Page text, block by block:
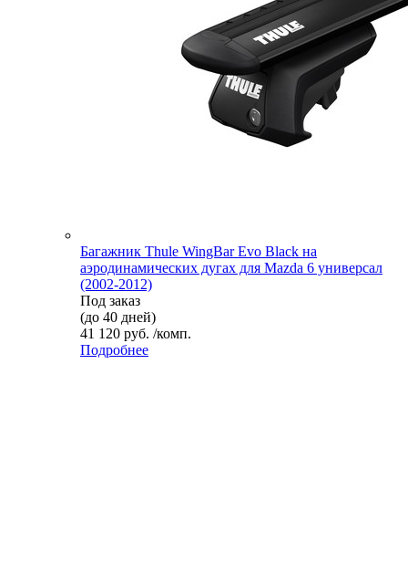
Багажник Thule WingBar Evo Black на
аэродинамических дугах для Mazda 6 универсал
(2002-2012)
Под заказ
(до 40 дней)
41 120 руб. /комп.
Подробнее